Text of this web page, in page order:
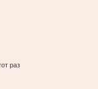
раз